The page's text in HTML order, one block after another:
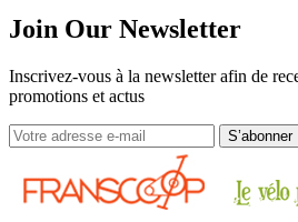
Join Our Newsletter
Inscrivez-vous à la newsletter afin de
promotions et actus